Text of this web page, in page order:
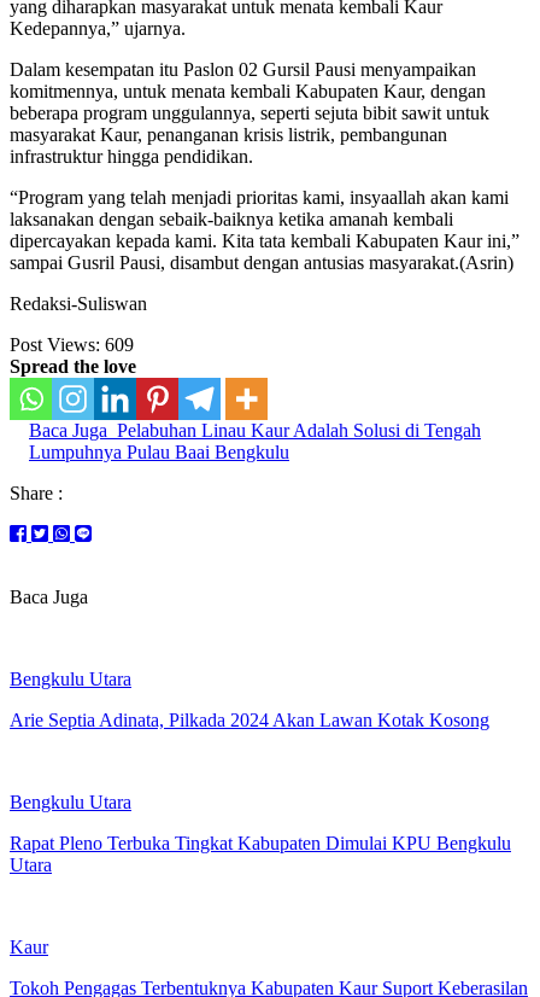
yang diharapkan masyarakat untuk menata kembali Kaur
Kedepannya,” ujarnya.
Dalam kesempatan itu Paslon 02 Gursil Pausi menyampaikan
komitmennya, untuk menata kembali Kabupaten Kaur, dengan
beberapa program unggulannya, seperti sejuta bibit sawit untuk
masyarakat Kaur, penanganan krisis listrik, pembangunan
infrastruktur hingga pendidikan.
“Program yang telah menjadi prioritas kami, insyaallah akan kami
laksanakan dengan sebaik-baiknya ketika amanah kembali
dipercayakan kepada kami. Kita tata kembali Kabupaten Kaur ini,”
sampai Gusril Pausi, disambut dengan antusias masyarakat.(Asrin)
Redaksi-Suliswan
Post Views: 609
Spread the love
Baca Juga Pelabuhan Linau Kaur Adalah Solusi di Tengah
Lumpuhnya Pulau Baai Bengkulu
Share :
Baca Juga
Bengkulu Utara
Arie Septia Adinata, Pilkada 2024 Akan Lawan Kotak Kosong
Bengkulu Utara
Rapat Pleno Terbuka Tingkat Kabupaten Dimulai KPU Bengkulu
Utara
Kaur
Tokoh Pengagas Terbentuknya Kabupaten Kaur Suport Keberasilan